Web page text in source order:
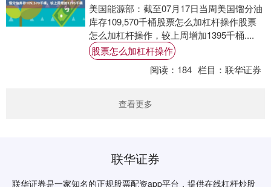
美国能源部：截至07月17日当周美国馏分油
库存109,570千桶股票怎么加杠杆操作股票
怎么加杠杆操作，较上周增加1395千桶....
股票怎么加杠杆操作
阅读： 184 栏目：联华证券
查看更多
联华证券
联华证券是一家知名的正规股票配资app平台，提供在线杠杆炒股